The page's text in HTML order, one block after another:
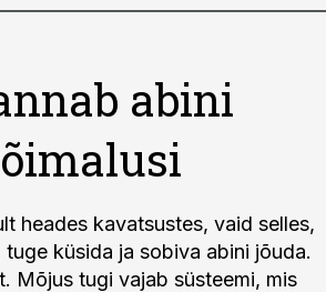
abini
heades kavatsustes, vaid selles,
küsida ja sobiva abini jõuda.
Mõjus tugi vajab süsteemi, mis